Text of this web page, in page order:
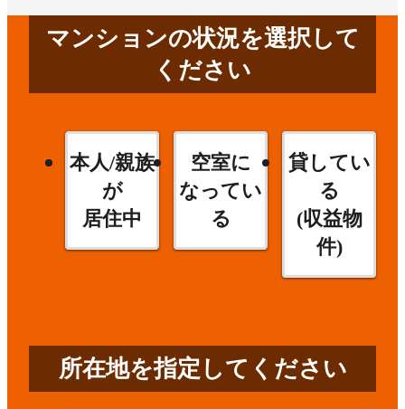
マンションの状況を選択して
ください
本人/親族
が
居住中
空室に
なってい
る
貸してい
る
(収益物
件)
所在地を指定してください